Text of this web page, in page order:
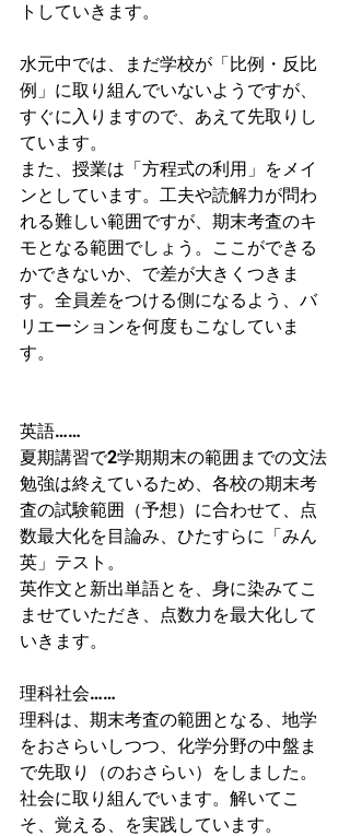
トしていきます。
水元中では、まだ学校が「比例・反比
例」に取り組んでいないようですが、
すぐに入りますので、あえて先取りし
ています。
また、授業は「方程式の利用」をメイ
ンとしています。工夫や読解力が問わ
れる難しい範囲ですが、期末考査のキ
モとなる範囲でしょう。ここができる
かできないか、で差が大きくつきま
す。全員差をつける側になるよう、バ
リエーションを何度もこなしていま
す。
英語……
夏期講習で2学期期末の範囲までの文法
勉強は終えているため、各校の期末考
査の試験範囲（予想）に合わせて、点
数最大化を目論み、ひたすらに「みん
英」テスト。
英作文と新出単語とを、身に染みてこ
ませていただき、点数力を最大化して
いきます。
理科社会……
理科は、期末考査の範囲となる、地学
をおさらいしつつ、化学分野の中盤ま
で先取り（のおさらい）をしました。
社会に取り組んでいます。解いてこ
そ、覚える、を実践しています。